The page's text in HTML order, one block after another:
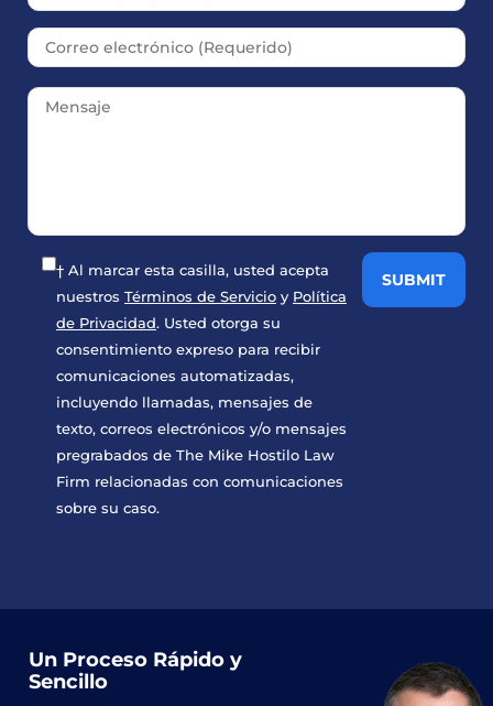
† Al marcar esta casilla, usted acepta
nuestros Términos de Servicio y Política
de Privacidad. Usted otorga su
consentimiento expreso para recibir
comunicaciones automatizadas,
incluyendo llamadas, mensajes de
texto, correos electrónicos y/o mensajes
pregrabados de The Mike Hostilo Law
Firm relacionadas con comunicaciones
sobre su caso.
Un Proceso Rápido y
Sencillo